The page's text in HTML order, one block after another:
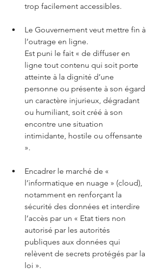
trop facilement accessibles.
Le Gouvernement veut mettre fin à
l’outrage en ligne.
Est puni le fait « de diffuser en
ligne tout contenu qui soit porte
atteinte à la dignité d’une
personne ou présente à son égard
un caractère injurieux, dégradant
ou humiliant, soit créé à son
encontre une situation
intimidante, hostile ou offensante
».
Encadrer le marché de «
l’informatique en nuage » (cloud),
notamment en renforçant la
sécurité des données et interdire
l’accès par un « Etat tiers non
autorisé par les autorités
publiques aux données qui
relèvent de secrets protégés par la
loi ».